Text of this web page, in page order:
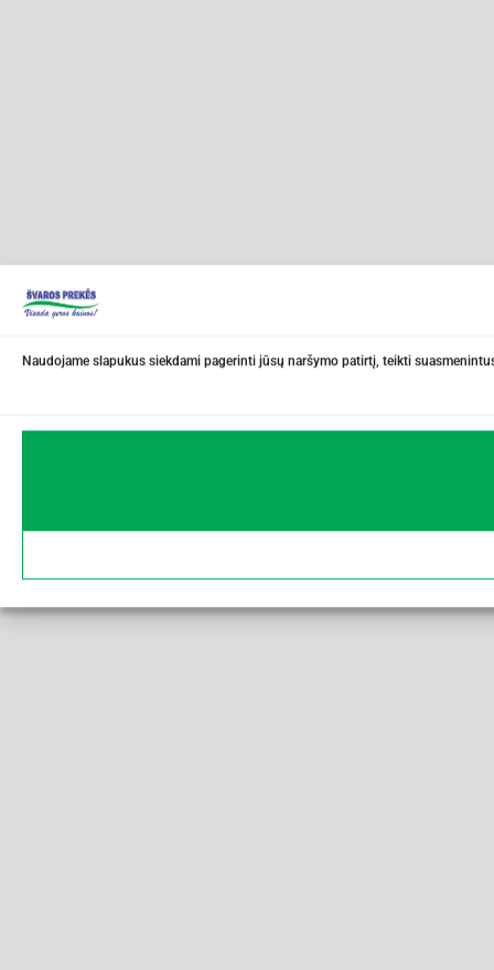
Naudojame slapukus siekdami pagerinti jūsų naršymo patirtį, teikti